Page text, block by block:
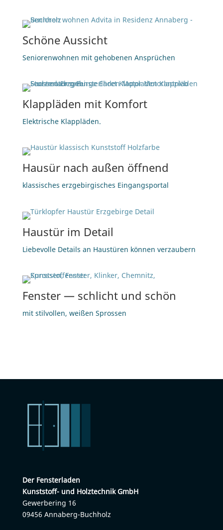
Schö­ne Aussicht
Se­nio­ren­woh­nen mit ge­ho­be­nen Ansprüchen
Klapp­lä­den mit Komfort
Elek­tri­sche Klappläden.
Hausür nach au­ßen öffnend
klas­si­sches erz­ge­bir­gi­sches Eingangsportal
Haus­tür im Detail
Lie­be­vol­le De­tails an Haus­tü­ren kön­nen verzaubern
Fens­ter — schlicht und schön
mit stil­vol­len, wei­ßen Sprossen
Der Fens­ter­la­den
Kunst­stoff- und Holz­tech­nik GmbH
Ge­wer­be­ring 16
09456 An­na­berg-Buch­holz